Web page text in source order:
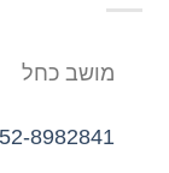
מושב כחל
8982841